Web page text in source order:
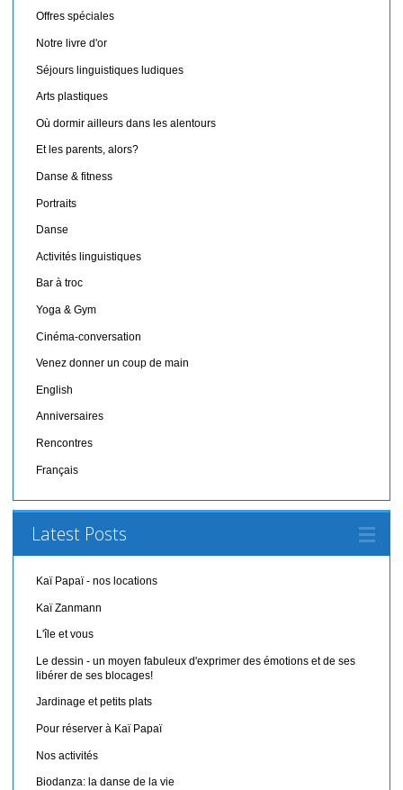
Offres spéciales
Notre livre d'or
Séjours linguistiques ludiques
Arts plastiques
Où dormir ailleurs dans les alentours
Et les parents, alors?
Danse & fitness
Portraits
Danse
Activités linguistiques
Bar à troc
Yoga & Gym
Cinéma-conversation
Venez donner un coup de main
English
Anniversaires
Rencontres
Français
Latest Posts
Kaï Papaï - nos locations
Kaï Zanmann
L'île et vous
Le dessin - un moyen fabuleux d'exprimer des émotions et de ses
libérer de ses blocages!
Jardinage et petits plats
Pour réserver à Kaï Papaï
Nos activités
Biodanza: la danse de la vie